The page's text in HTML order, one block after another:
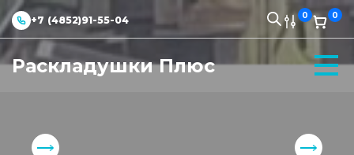
+7 (4852)91-55-04 0 0
Раскладушки Плюс